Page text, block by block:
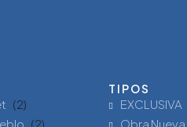
(2)
(2)
TIPOS
EXCLUSIVA
Obra Nueva